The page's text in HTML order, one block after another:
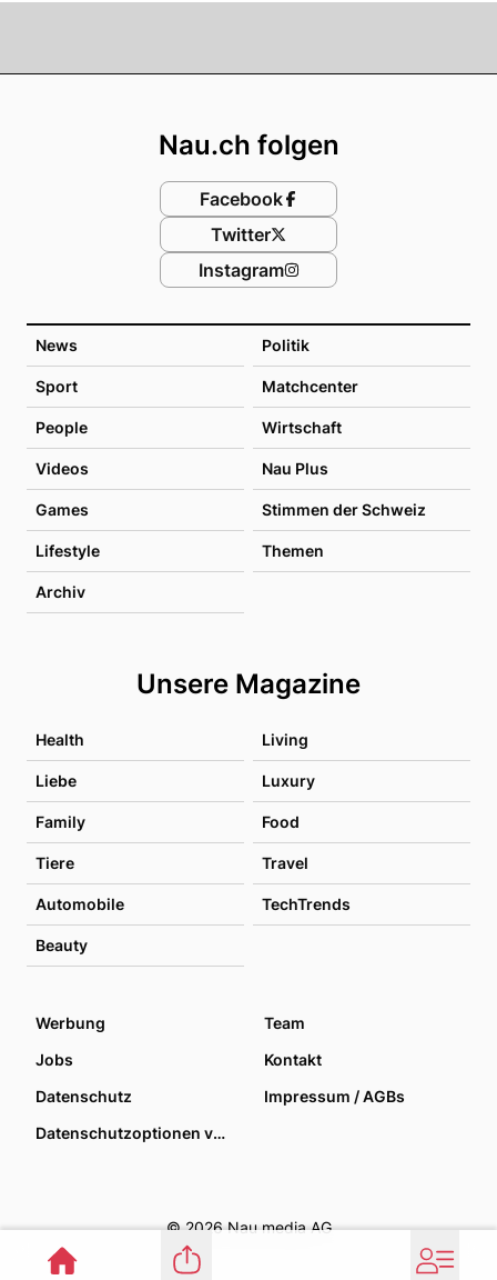
News Politik
Sport Matchcenter
People Wirtschaft
Videos Nau Plus
Games Stimmen der Schweiz
Lifestyle Themen
Archiv
Unsere Magazine
Health Living
Liebe Luxury
Family Food
Tiere Travel
Automobile TechTrends
Beauty
Nau.ch folgen
Facebook
Twitter
Instagram
Werbung
Team
Jobs
Kontakt
Datenschutz
Impressum / AGBs
Datenschutzoptionen verwalten
© 2026 Nau media AG